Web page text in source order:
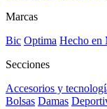
Marcas
Bic Optima Hecho en
Secciones
Accesorios y
Bolsas Damas